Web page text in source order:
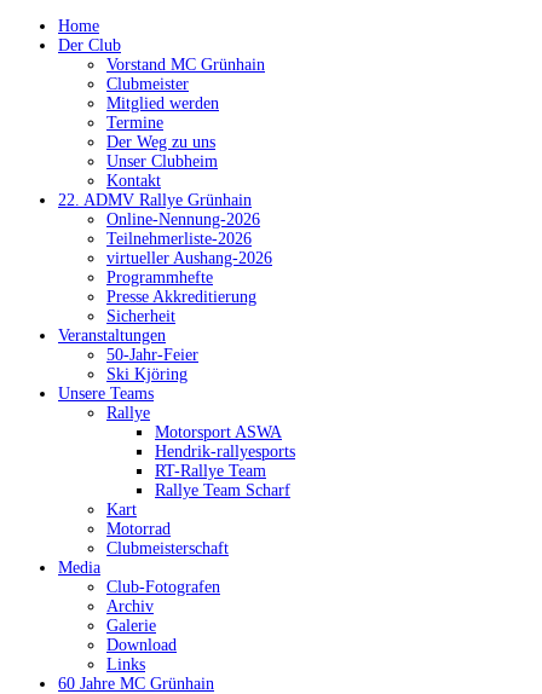
Home
Der Club
Vorstand MC Grünhain
Clubmeister
Mitglied werden
Termine
Der Weg zu uns
Unser Clubheim
Kontakt
22. ADMV Rallye Grünhain
Online-Nennung-2026
Teilnehmerliste-2026
virtueller Aushang-2026
Programmhefte
Presse Akkreditierung
Sicherheit
Veranstaltungen
50-Jahr-Feier
Ski Kjöring
Unsere Teams
Rallye
Motorsport ASWA
Hendrik-rallyesports
RT-Rallye Team
Rallye Team Scharf
Kart
Motorrad
Clubmeisterschaft
Media
Club-Fotografen
Archiv
Galerie
Download
Links
60 Jahre MC Grünhain